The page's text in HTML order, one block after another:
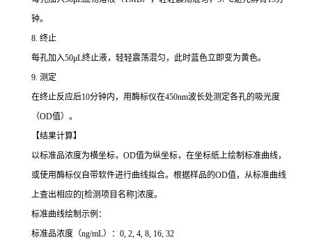
钟。
8. 终止
每孔加入50μL终止液，轻轻震荡混匀，此时蓝色立即变为黄色。
9. 测定
在终止反应后10分钟内，用酶标仪在450nm波长处测定各孔的吸光度
（OD值）。
【结果计算】
以标准品浓度为横坐标，OD值为纵坐标，在坐标纸上绘制标准曲线，
或使用酶标仪自带软件进行曲线拟合。根据样品的OD值，从标准曲线
上查出相应的[检测项目名称]浓度。
标准曲线绘制示例：
标准品浓度（ng/mL）：0, 2, 4, 8, 16, 32